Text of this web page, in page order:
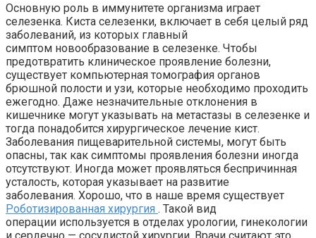
Основную роль в иммунитете организма играет
селезенка. Киста селезенки, включает в себя целый ряд
заболеваний, из которых главный
симптом новообразование в селезенке. Чтобы
предотвратить клиническое проявление болезни,
существует компьютерная томография органов
брюшной полости и узи, которые необходимо проходить
ежегодно. Даже незначительные отклонения в
кишечнике могут указывать на метастазы в селезенке и
тогда понадобится хирургическое лечение кист.
Заболевания пищеварительной системы, могут быть
опасны, так как симптомы проявления болезни иногда
отсутствуют. Иногда может проявляться беспричинная
усталость, которая указывает на развитие
заболевания. Хорошо, что в наше время существует
Роботизированная хирургия . Такой вид
операции используется в отделах урологии, гинекологии